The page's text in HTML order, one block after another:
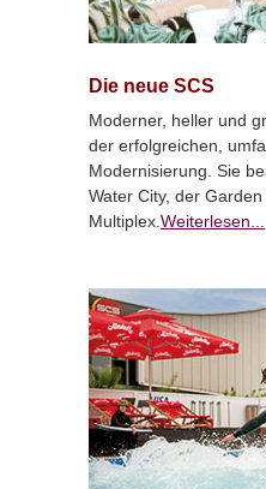
Die neue SCS
Moderner, heller und
der erfolgreichen,
Modernisierung. Sie
Water City, der
Multiplex.Weiterlesen...